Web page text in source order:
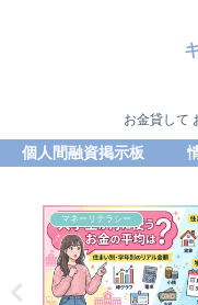
お金貸して
個人間融資掲示板
マネーリテラシー